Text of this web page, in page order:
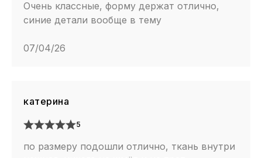
Очень классные, форму держат отлично,
синие детали вообще в тему
07/04/26
катерина
5
по размеру подошли отлично, ткань внутри